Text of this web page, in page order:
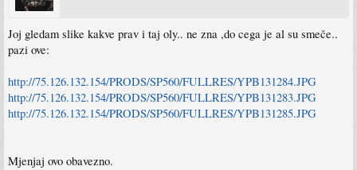
Joj gledam slike kakve prav i taj oly.. ne zna ,do cega je al su smeče..
pazi ove:
http://75.126.132.154/PRODS/SP560/FULLRES/YPB131284.JPG
http://75.126.132.154/PRODS/SP560/FULLRES/YPB131283.JPG
http://75.126.132.154/PRODS/SP560/FULLRES/YPB131285.JPG
Mjenjaj ovo obavezno.